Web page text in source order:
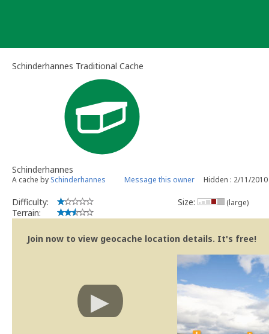
Schinderhannes Traditional Cache
Schinderhannes
A cache by Schinderhannes Message this owner Hidden : 2/11/2010
Difficulty:
Terrain:
Size: (large)
Join now to view geocache location details. It's free!